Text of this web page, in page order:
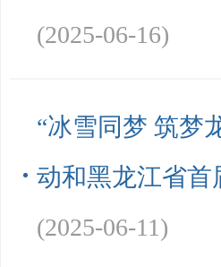
(2025-06-16)
“冰雪同梦 筑梦
动和黑龙江省首
(2025-06-11)